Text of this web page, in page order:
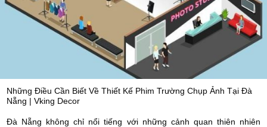
Những Điều Cần Biết Về Thiết Kế Phim Trường Chụp Ảnh Tại Đà
Nẵng | Vking Decor
Đà Nẵng không chỉ nổi tiếng với những cảnh quan thiên nhiên